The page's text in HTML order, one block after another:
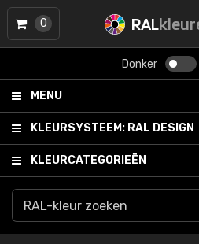
RAL
Donker
MENU
KLEURSYSTEEM: RAL DESIGN
KLEURCATEGORIEËN
0